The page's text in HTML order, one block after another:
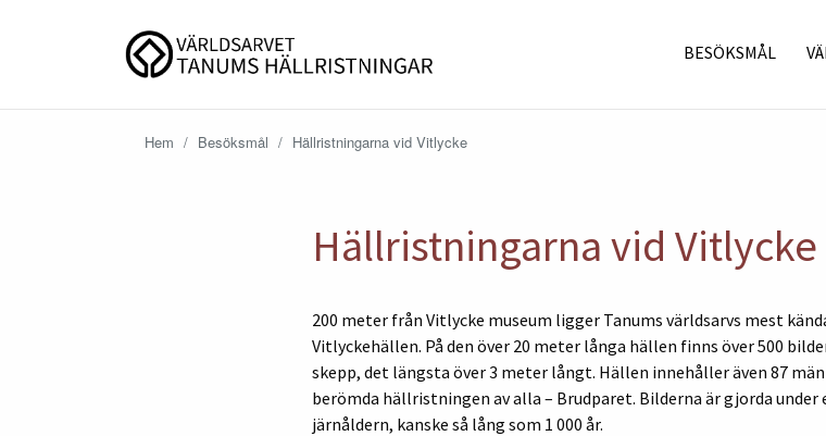
BESÖKSMÅL
Hem / Besöksmål / Hällristningarna vid Vitlycke
Hällristningarna vid Vitlycke
200 meter från Vitlycke museum ligger Tanums världsarvs mest
Vitlyckehällen. På den över 20 meter långa hällen finns över 500
skepp, det längsta över 3 meter långt. Hällen innehåller även 87
berömda hällristningen av alla – Brudparet. Bilderna är gjorda
järnåldern, kanske så lång som 1 000 år.